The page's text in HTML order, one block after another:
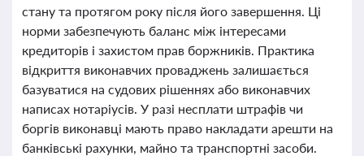
стану та протягом року після його завершення. Ці
норми забезпечують баланс між інтересами
кредиторів і захистом прав боржників. Практика
відкриття виконавчих проваджень залишається
базуватися на судових рішеннях або виконавчих
написах нотаріусів. У разі несплати штрафів чи
боргів виконавці мають право накладати арешти на
банківські рахунки, майно та транспортні засоби.